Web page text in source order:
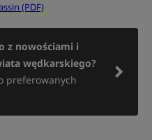
(PDF)
z nowościami i
wędkarskiego?
preferowanych